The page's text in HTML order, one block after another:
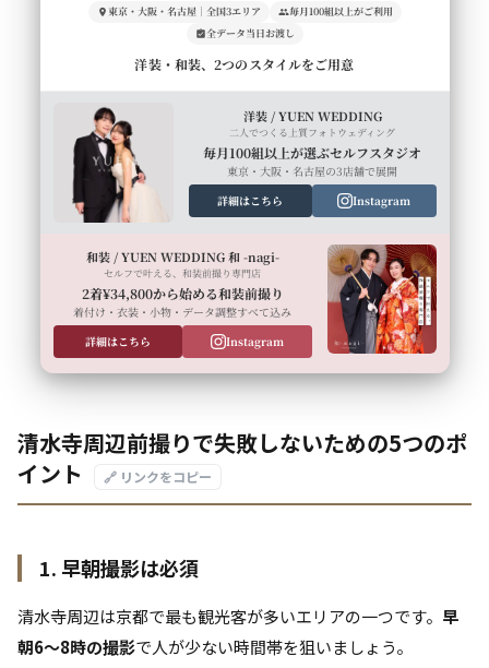
東京・大阪・名古屋｜全国3エリア
毎月100組以上がご利用
全データ当日お渡し
洋装・和装、2つのスタイルをご用意
洋装 / YUEN WEDDING
二人でつくる上質フォトウェディング
毎月100組以上が選ぶセルフスタジオ
東京・大阪・名古屋の3店舗で展開
詳細はこちら
Instagram
和装 / YUEN WEDDING 和 -nagi-
セルフで叶える、和装前撮り専門店
2着¥34,800から始める和装前撮り
着付け・衣装・小物・データ調整すべて込み
詳細はこちら
Instagram
清水寺周辺前撮りで失敗しないための5つのポ
イント
🔗 リンクをコピー
1. 早朝撮影は必須
清水寺周辺は京都で最も観光客が多いエリアの一つです。 早
朝6〜8時の撮影で人が少ない時間帯を狙いましょう。